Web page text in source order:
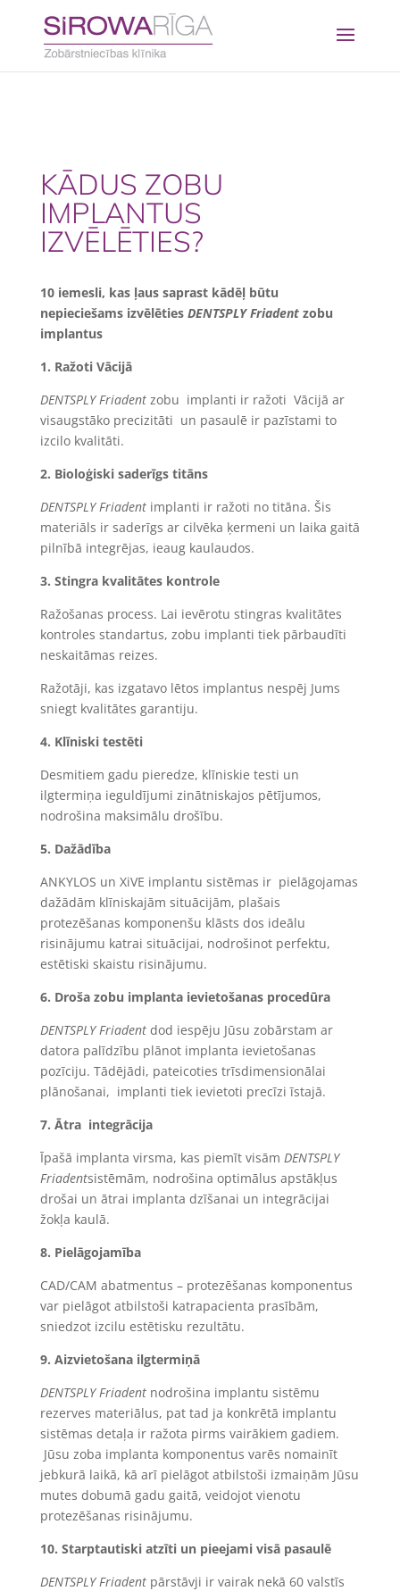
KĀDUS ZOBU
IMPLANTUS
IZVĒLĒTIES?
10 iemesli, kas ļaus saprast kādēļ būtu
nepieciešams izvēlēties DENTSPLY Friadentzobu
implantus
1. Ražoti Vācijā
DENTSPLY Friadentzobu implanti ir ražoti Vācijā ar
visaugstāko precizitāti un pasaulē ir pazīstami to
izcilo kvalitāti.
2. Bioloģiski saderīgs titāns
DENTSPLY Friadentimplanti ir ražoti no titāna. Šis
materiāls ir saderīgs ar cilvēka ķermeni un laika gaitā
pilnībā integrējas, ieaug kaulaudos.
3. Stingra kvalitātes kontrole
Ražošanas process. Lai ievērotu stingras kvalitātes
kontroles standartus, zobu implanti tiek pārbaudīti
neskaitāmas reizes.
Ražotāji, kas izgatavo lētos implantus nespēj Jums
sniegt kvalitātes garantiju.
4. Klīniski testēti
Desmitiem gadu pieredze, klīniskie testi un
ilgtermiņa ieguldījumi zinātniskajos pētījumos,
nodrošina maksimālu drošību.
5. Dažādība
ANKYLOS un XiVE implantu sistēmas ir pielāgojamas
dažādām klīniskajām situācijām, plašais
protezēšanas komponenšu klāsts dos ideālu
risinājumu katrai situācijai, nodrošinot perfektu,
estētiski skaistu risinājumu.
6. Droša zobu implanta ievietošanas procedūra
DENTSPLY Friadent dod iespēju Jūsu zobārstam ar
datora palīdzību plānot implanta ievietošanas
pozīciju. Tādējādi, pateicoties trīsdimensionālai
plānošanai, implanti tiek ievietoti precīzi īstajā.
7. Ātra integrācija
Īpašā implanta virsma, kas piemīt visām DENTSPLY
Friadentsistēmām, nodrošina optimālus apstākļus
drošai un ātrai implanta dzīšanai un integrācijai
žokļa kaulā.
8. Pielāgojamība
CAD/CAM abatmentus – protezēšanas komponentus
var pielāgot atbilstoši katrapacienta prasībām,
sniedzot izcilu estētisku rezultātu.
9. Aizvietošana ilgtermiņā
DENTSPLY Friadentnodrošina implantu sistēmu
rezerves materiālus, pat tad ja konkrētā implantu
sistēmas detaļa ir ražota pirms vairākiem gadiem.
Jūsu zoba implanta komponentus varēs nomainīt
jebkurā laikā, kā arī pielāgot atbilstoši izmaiņām Jūsu
mutes dobumā gadu gaitā, veidojot vienotu
protezēšanas risinājumu.
10. Starptautiski atzīti un pieejami visā pasaulē
DENTSPLY Friadentpārstāvji ir vairak nekā 60 valstīs